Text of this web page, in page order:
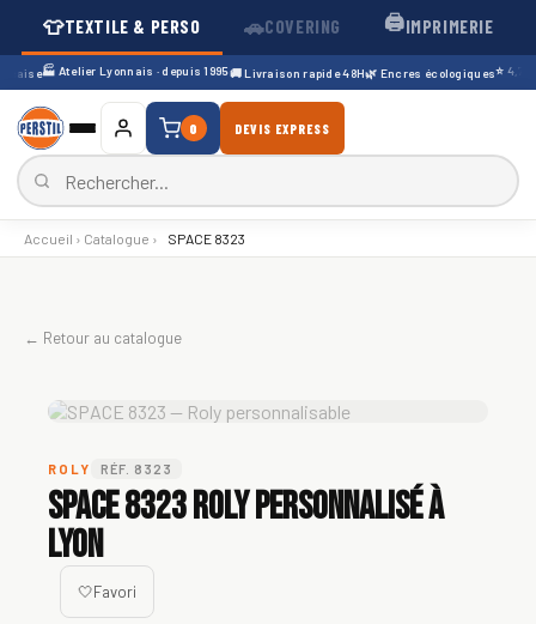
👕TEXTILE & PERSO 🚗COVERING 🖨️IMPRIMERIE
🏭 Atelier Lyonnais · depuis 1995🚚 Livraison rapide 48H🌿 Encres écologiques ⭐ 4,7/5
0 DEVIS EXPRESS
Accueil › Catalogue › SPACE 8323
← Retour au catalogue
ROLY RÉF. 8323
SPACE 8323 Roly personnalisé à
Lyon
🤍Favori